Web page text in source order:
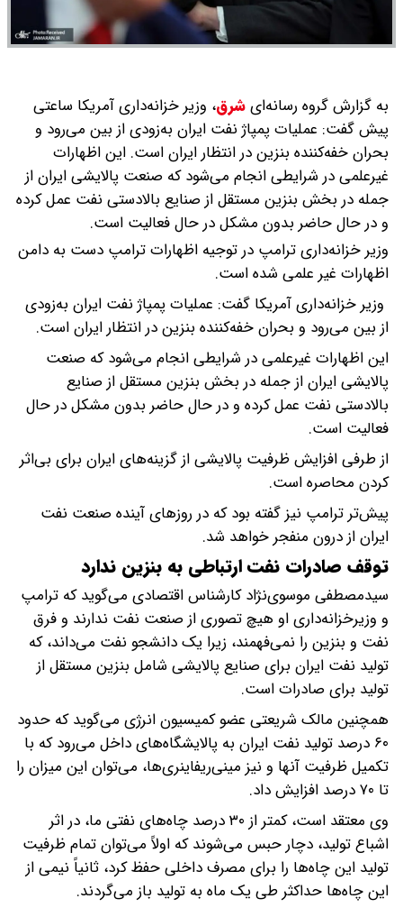
به گزارش گروه رسانه‌ایشرق، وزیر خزانه‌داری آمریکا ساعتی
پیش گفت: عملیات پمپاژ نفت ایران به‌زودی از بین می‌رود و
بحران خفه‌کننده بنزین در انتظار ایران است. این اظهارات
غیرعلمی در شرایطی انجام می‌شود که صنعت پالایشی ایران از
جمله در بخش بنزین مستقل از صنایع بالادستی نفت عمل کرده
و در حال حاضر بدون مشکل در حال فعالیت است.
وزیر خزانه‌داری ترامپ در توجیه اظهارات ترامپ دست به دامن
اظهارات غیر علمی شده است.
وزیر خزانه‌داری آمریکا گفت: عملیات پمپاژ نفت ایران به‌زودی
از بین می‌رود و بحران خفه‌کننده بنزین در انتظار ایران است.
این اظهارات غیرعلمی در شرایطی انجام می‌شود که صنعت
پالایشی ایران از جمله در بخش بنزین مستقل از صنایع
بالادستی نفت عمل کرده و در حال حاضر بدون مشکل در حال
فعالیت است.
از طرفی افزایش ظرفیت پالایشی از گزینه‌های ایران برای بی‌اثر
کردن محاصره است.
پیش‌تر ترامپ نیز گفته بود که در روزهای آینده صنعت نفت
ایران از درون منفجر خواهد شد.
توقف صادرات نفت ارتباطی به بنزین ندارد
سیدمصطفی موسوی‌نژاد کارشناس اقتصادی می‌گوید که ترامپ
و وزیرخزانه‌داری او هیچ تصوری از صنعت نفت ندارند و فرق
نفت و بنزین را نمی‌فهمند، زیرا یک دانشجو نفت می‌داند، که
تولید نفت ایران برای صنایع پالایشی شامل بنزین مستقل از
تولید برای صادرات است.
همچنین مالک شریعتی عضو کمیسیون انرژی می‌گوید که حدود
۶۰ درصد تولید ‎نفت ایران به پالایشگاه‌های داخل می‌رود که با
تکمیل ظرفیت آنها و نیز مینی‌ریفاینری‌ها، می‌توان این میزان را
تا ۷۰ درصد افزایش داد.
وی معتقد است، کمتر از ۳۰ درصد چاه‌های نفتی ما، در اثر
اشباع تولید، دچار حبس می‌شوند که اولاً می‌توان تمام ظرفیت
تولید این چاه‌ها را برای مصرف داخلی حفظ کرد، ثانیاً نیمی از
این چاه‌ها حداکثر طی یک ماه به تولید باز می‌گردند.